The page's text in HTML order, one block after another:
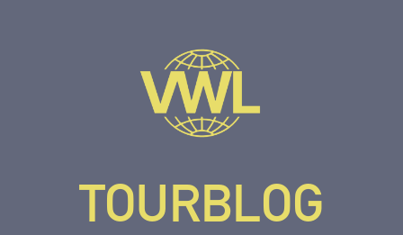
TOURBLOG